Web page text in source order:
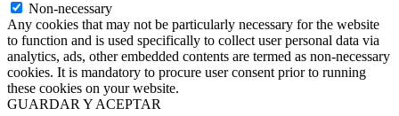
Non-necessary
Any cookies that may not be particularly necessary for the website
to function and is used specifically to collect user personal data via
analytics, ads, other embedded contents are termed as non-necessary
cookies. It is mandatory to procure user consent prior to running
these cookies on your website.
GUARDAR Y ACEPTAR